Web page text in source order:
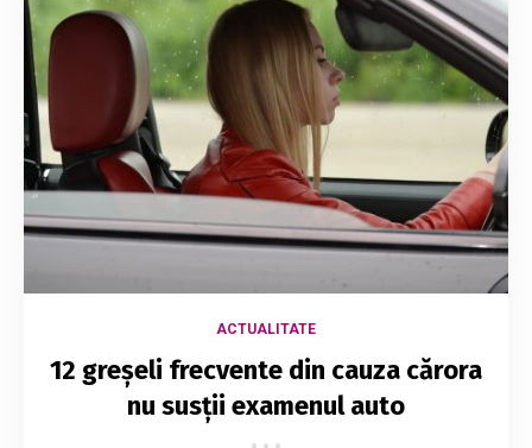
ACTUALITATE
12 greșeli frecvente din cauza cărora
nu susții examenul auto